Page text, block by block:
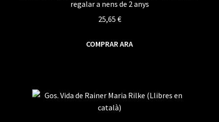
regalar a nens de 2 anys
25,65 €
COMPRAR ARA